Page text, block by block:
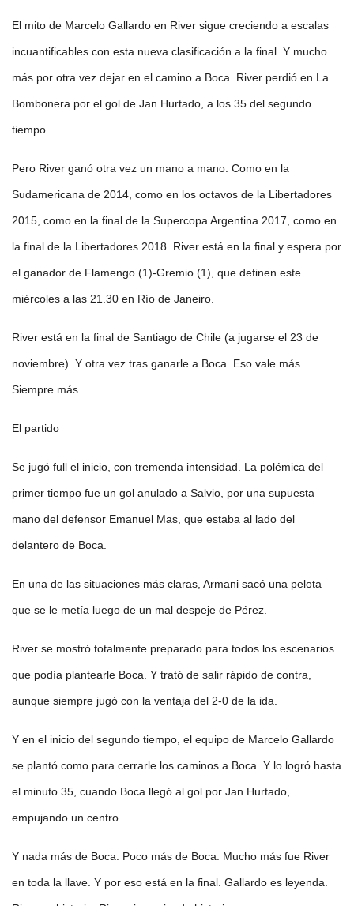
El mito de Marcelo Gallardo en River sigue creciendo a escalas
incuantificables con esta nueva clasificación a la final. Y mucho
más por otra vez dejar en el camino a Boca. River perdió en La
Bombonera por el gol de Jan Hurtado, a los 35 del segundo
tiempo.
Pero River ganó otra vez un mano a mano. Como en la
Sudamericana de 2014, como en los octavos de la Libertadores
2015, como en la final de la Supercopa Argentina 2017, como en
la final de la Libertadores 2018. River está en la final y espera por
el ganador de Flamengo (1)-Gremio (1), que definen este
miércoles a las 21.30 en Río de Janeiro.
River está en la final de Santiago de Chile (a jugarse el 23 de
noviembre). Y otra vez tras ganarle a Boca. Eso vale más.
Siempre más.
El partido
Se jugó full el inicio, con tremenda intensidad. La polémica del
primer tiempo fue un gol anulado a Salvio, por una supuesta
mano del defensor Emanuel Mas, que estaba al lado del
delantero de Boca.
En una de las situaciones más claras, Armani sacó una pelota
que se le metía luego de un mal despeje de Pérez.
River se mostró totalmente preparado para todos los escenarios
que podía plantearle Boca. Y trató de salir rápido de contra,
aunque siempre jugó con la ventaja del 2-0 de la ida.
Y en el inicio del segundo tiempo, el equipo de Marcelo Gallardo
se plantó como para cerrarle los caminos a Boca. Y lo logró hasta
el minuto 35, cuando Boca llegó al gol por Jan Hurtado,
empujando un centro.
Y nada más de Boca. Poco más de Boca. Mucho más fue River
en toda la llave. Y por eso está en la final. Gallardo es leyenda.